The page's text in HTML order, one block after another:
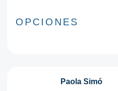
OPCIONES
Paola Simó